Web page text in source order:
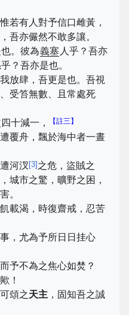
若有人對予信口雌黃，
吾亦儼然不敢多讓。
。彼為義塞 人乎？吾亦
？吾亦是也。
放肆，吾更是也。吾視
受笞無數、且常處死
十減一， 【註三】
覆舟，飄於海中者一晝
河汊 [3] 之危，盜賊之
城市之驚，曠野之困，
。
載渴，時復齋戒，忍苦
，尤為予所日日挂心
予不為之焦心如焚？
！
頌之天主 ，固知吾之誠